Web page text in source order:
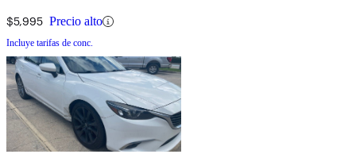
$5,995 Precio alto
Incluye tarifas de conc.